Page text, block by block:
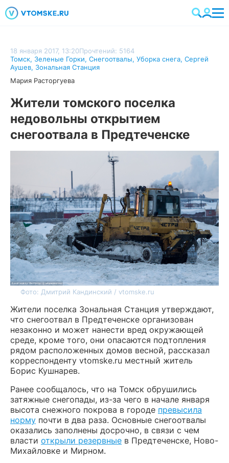
18 января 2017, 13:20Прочтений: 5164
Томск, Зеленые Горки, Снегоотвалы, Уборка снега, Сергей
Аушев, Зональная Станция
Мария Расторгуева
Жители томского поселка
недовольны открытием
снегоотвала в Предтеченске
Фото: Дмитрий Кандинский / vtomske.ru
Жители поселка Зональная Станция утверждают,
что снегоотвал в Предтеченске организован
незаконно и может нанести вред окружающей
среде, кроме того, они опасаются подтопления
рядом расположенных домов весной, рассказал
корреспонденту vtomske.ru местный житель
Борис Кушнарев.
Ранее сообщалось, что на Томск обрушились
затяжные снегопады, из-за чего в начале января
высота снежного покрова в городе превысила
норму почти в два раза. Основные снегоотвалы
оказались заполнены досрочно, в связи с чем
власти открыли резервные в Предтеченске, Ново-
Михайловке и Мирном.